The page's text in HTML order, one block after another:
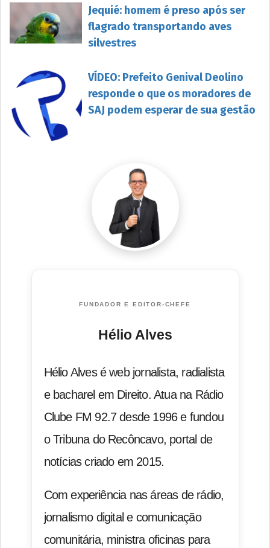
Jequié: homem é preso após ser
flagrado transportando aves
silvestres
VÍDEO: Prefeito Genival Deolino
responde o que os moradores de
SAJ podem esperar de sua gestão
FUNDADOR E EDITOR-CHEFE
Hélio Alves
Hélio Alves é web jornalista, radialista
e bacharel em Direito. Atua na Rádio
Clube FM 92.7 desde 1996 e fundou
o Tribuna do Recôncavo, portal de
notícias criado em 2015.
Com experiência nas áreas de rádio,
jornalismo digital e comunicação
comunitária, ministra oficinas para